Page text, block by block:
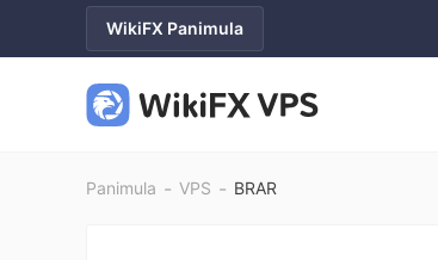
WikiFX Panimula
Panimula - VPS - BRAR